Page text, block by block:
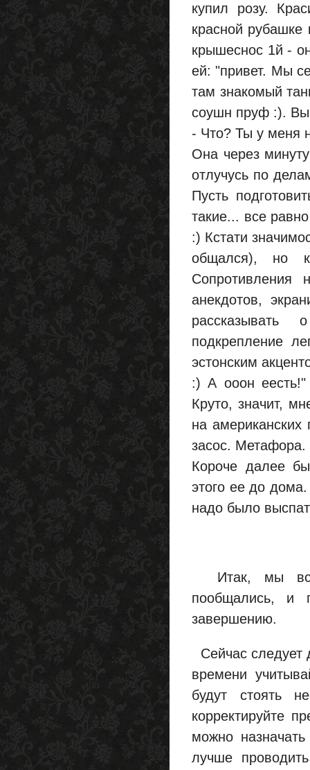
купил розу.
красной
крышеснос 1й -
ей: "привет. Мы
там знакомый
соушн пруф :).
- Что? Ты у меня
Она через
отлучусь по
Пусть
такие... все
:) Кстати
общался), но
Сопротивления
анекдотов,
подкрепление
эстонским
:) А ооон
Круто, значит,
на
засос. Метафора.
Короче далее
этого ее до
надо было
Итак, мы
пообщались, и
завершению.
Сейчас следует
времени
будут стоять
корректируйте
можно
лучше